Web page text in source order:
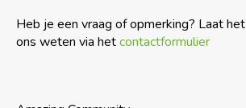
Heb je een vraag of opmerking? Laat het
ons weten via hetcontactformulier